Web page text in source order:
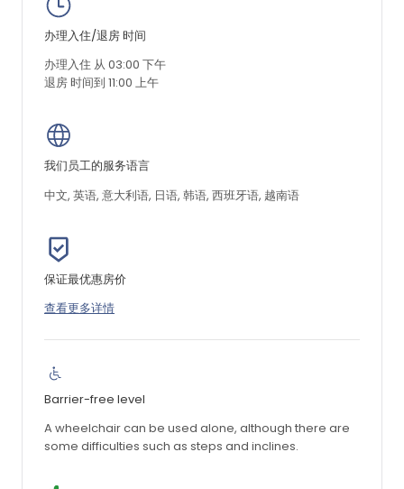
办理入住/退房 时间
办理入住 从 03:00 下午
退房 时间到 11:00 上午
我们员工的服务语言
中文, 英语, 意大利语, 日语, 韩语, 西班牙语, 越南语
保证最优惠房价
查看更多详情
Barrier-free level
A wheelchair can be used alone, although there are
some difficulties such as steps and inclines.